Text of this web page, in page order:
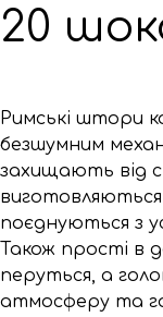
20
Римські штори
безшумним
захищають від
виготовляються
поєднуються з
Також прості в
перуться, а
атмосферу та